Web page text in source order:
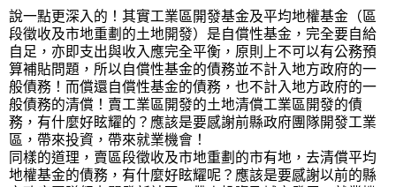
說一點更深入的！其實工業區開發基金及平均地權基金（區
段徵收及市地重劃的土地開發）是自償性基金，完全要自給
自足，亦即支出與收入應完全平衡，原則上不可以有公務預
算補貼問題，所以自償性基金的債務並不計入地方政府的一
般債務！而償還自償性基金的債務，也不計入地方政府的一
般債務的清償！賣工業區開發的土地清償工業區開發的債
務，有什麼好眩耀的？應該是要感謝前縣政府團隊開發工業
區，帶來投資，帶來就業機會！
同樣的道理，賣區段徵收及市地重劃的市有地，去清償平均
地權基金的債務，有什麼好眩耀呢？應該是要感謝以前的縣